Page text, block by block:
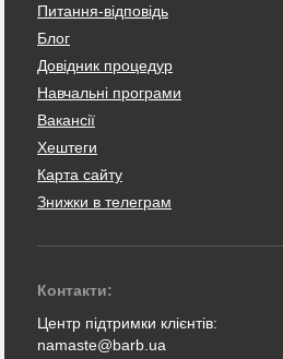
Питання-відповідь
Блог
Довідник процедур
Навчальні програми
Вакансії
Хештеги
Карта сайту
Знижки в телеграм
Контакти:
Центр підтримки клієнтів:
namaste@barb.ua